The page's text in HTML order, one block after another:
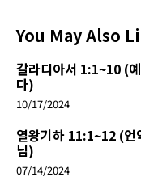
You May Also
갈라디아서 1:1~10 (
다)
10/17/2024
열왕기하 11:1~12 (언
님)
07/14/2024